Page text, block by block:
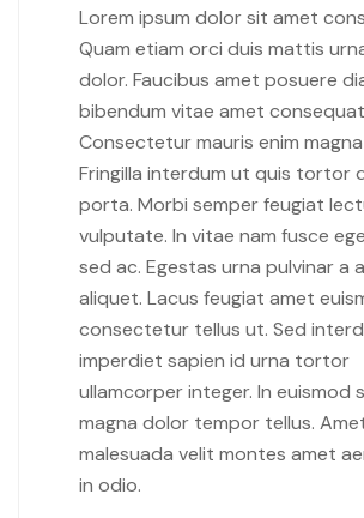
Lorem ipsum dolor sit amet
Quam etiam orci duis mattis
dolor. Faucibus amet posuere
bibendum vitae amet
Consectetur mauris enim magna
Fringilla interdum ut quis tortor
porta. Morbi semper feugiat
vulputate. In vitae nam fusce
sed ac. Egestas urna pulvinar a
aliquet. Lacus feugiat amet
consectetur tellus ut. Sed
imperdiet sapien id urna tortor
ullamcorper integer. In euismod
magna dolor tempor tellus.
malesuada velit montes amet
in odio.